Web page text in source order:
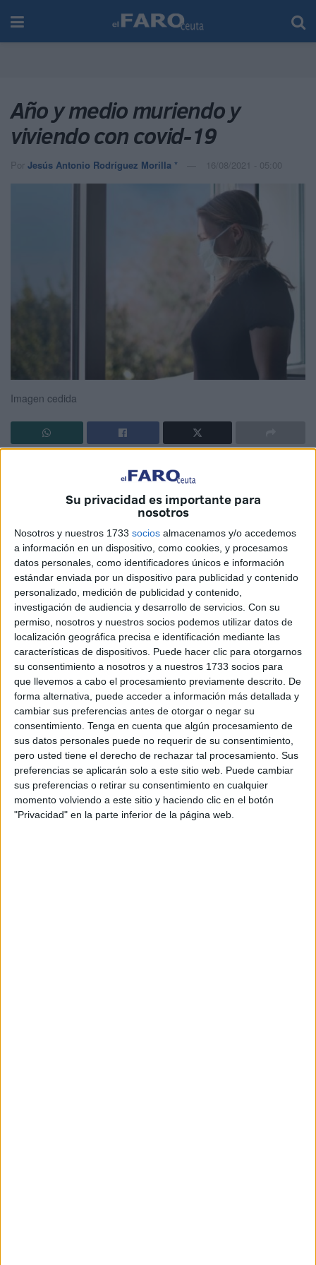
Su privacidad es importante para
nosotros
Nosotros y nuestros 1733 socios almacenamos y/o accedemos
a información en un dispositivo, como cookies, y procesamos
datos personales, como identificadores únicos e información
estándar enviada por un dispositivo para publicidad y contenido
personalizado, medición de publicidad y contenido,
investigación de audiencia y desarrollo de servicios. Con su
permiso, nosotros y nuestros socios podemos utilizar datos de
localización geográfica precisa e identificación mediante las
características de dispositivos. Puede hacer clic para otorgarnos
su consentimiento a nosotros y a nuestros 1733 socios para
que llevemos a cabo el procesamiento previamente descrito. De
forma alternativa, puede acceder a información más detallada y
cambiar sus preferencias antes de otorgar o negar su
consentimiento. Tenga en cuenta que algún procesamiento de
sus datos personales puede no requerir de su consentimiento,
pero usted tiene el derecho de rechazar tal procesamiento. Sus
preferencias se aplicarán solo a este sitio web. Puede cambiar
sus preferencias o retirar su consentimiento en cualquier
momento volviendo a este sitio y haciendo clic en el botón
"Privacidad" en la parte inferior de la página web.
Año y medio muriendo y
viviendo con covid-19
Por Jesús Antonio Rodríguez Morilla * 16/08/2021 - 05:00
Imagen cedida
Fue allá por enero/febrero 2020, cuando por Francia y
EEUU comenzaron a detectarse algunos casos en
personas que habían visitado China, y desde entonces, el
mundo se encuentra aprendiendo a “vivir con el patógeno
enemigo” como si asistiera en directo a una película de
ciencia-ficción de guerra bacteriológica al uso, sufrida en
sus propias carnes.
Ya que nos referimos al mundo, basta indicar, lo que ya ha
dejado de ser noticia: camino de los 4.5 millones de
fallecidos y alrededor de 200 millones de casos de
coronavirus en todo el Planeta.
En EEUU, también destacados en estos lances, cobra
protagonismo de nuevo su recorrido actual trágico, hacia
los 700.000 muertos, suponiendo según PUBLICO,
superar en unos 200.000, la suma de fallecidos en sus
últimas cinco guerras: VIETNAM; COREA; GOLFO; IRAK
Y AFGANISTÁN.
Por otro lado, su particular Ola, según New York Times, el